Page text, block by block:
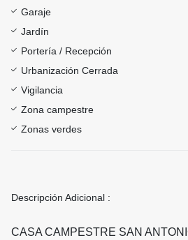
Garaje
Jardín
Portería / Recepción
Urbanización Cerrada
Vigilancia
Zona campestre
Zonas verdes
Descripción Adicional :
CASA CAMPESTRE SAN